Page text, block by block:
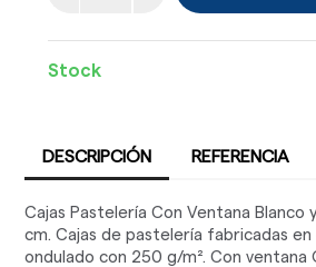
Stock
DESCRIPCIÓN REFERENCIA
Cajas Pastelería Con Ventana Blanco
cm. Cajas de pastelería fabricadas
ondulado con 250 g/m². Con ventana